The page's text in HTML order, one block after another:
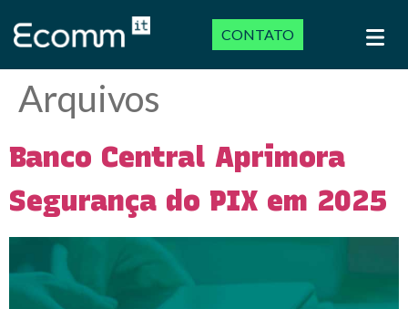
CONTATO
Arquivos
Banco Central Aprimora
Segurança do PIX em 2025